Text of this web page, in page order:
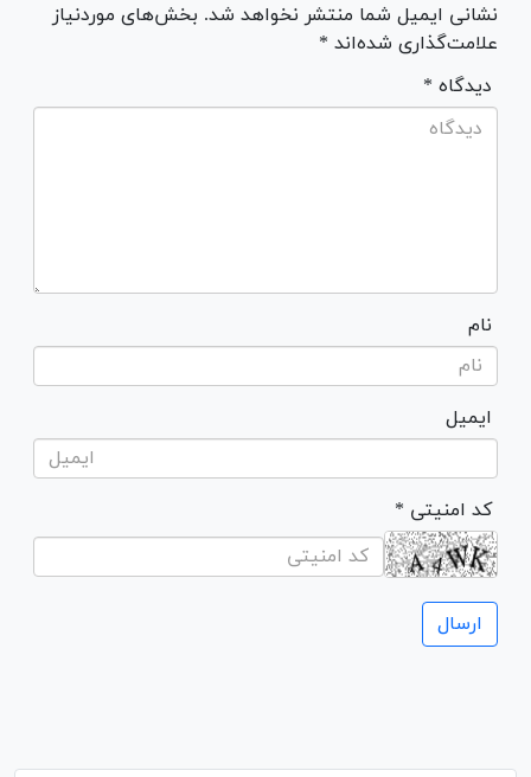
نشانی ایمیل شما منتشر نخواهد شد. بخش‌های موردنیاز
علامت‌گذاری شده‌اند *
* دیدگاه
نام
ایمیل
* کد امنیتی